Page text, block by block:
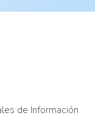
de Información